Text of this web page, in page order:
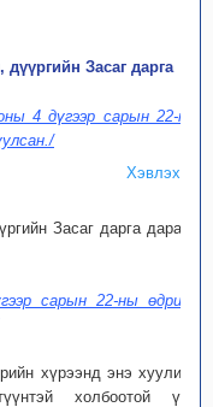
Засаг дарга
4 дүгээр сарын 22-ны
Хэвлэх
Засаг дарга дараах
сарын 22-ны өдрийн
хүрээнд энэ хуулийн
холбоотой үйл